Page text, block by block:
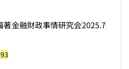
著金融財政事情研究会2025.7